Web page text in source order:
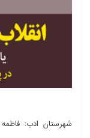
شهرستان ادب: